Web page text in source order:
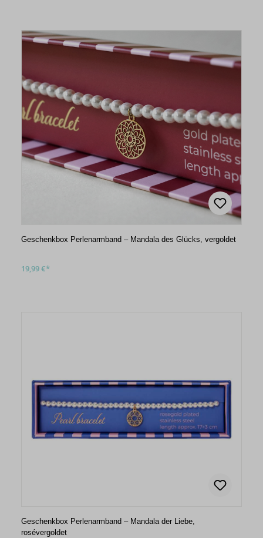
Geschenkbox Perlenarmband – Mandala des Glücks, vergoldet
19,99 €*
Geschenkbox Perlenarmband – Mandala der Liebe,
rosévergoldet